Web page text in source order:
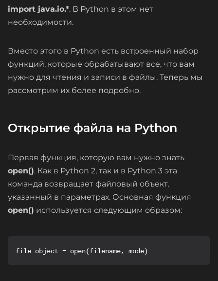
import java.io.*. В Python в этом нет
необходимости.
Вместо этого в Python есть встроенный набор
функций, которые обрабатывают все, что вам
нужно для чтения и записи в файлы. Теперь мы
рассмотрим их более подробно.
Открытие файла на Python
Первая функция, которую вам нужно знать
open(). Как в Python 2, так и в Python 3 эта
команда возвращает файловый объект,
указанный в параметрах. Основная функция
open() используется следующим образом:
file_object = open(filename, mode)